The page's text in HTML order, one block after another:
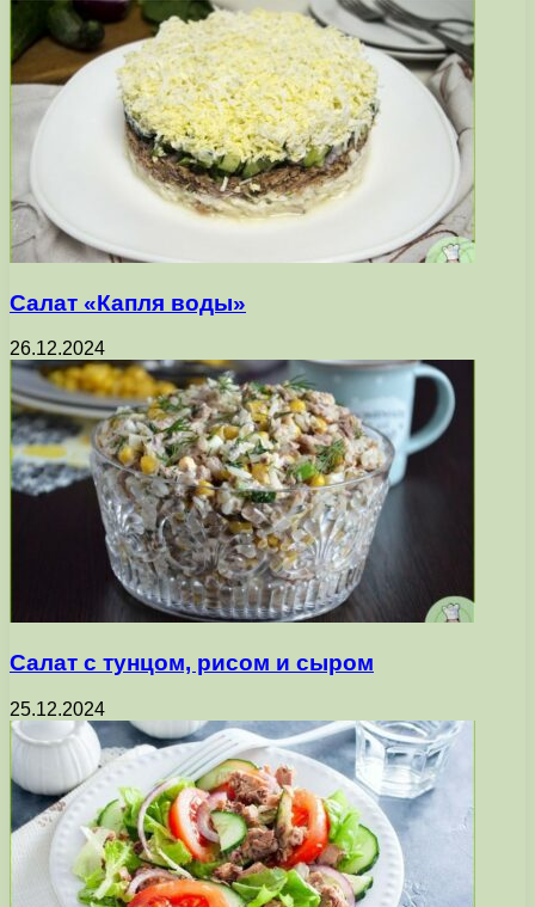
Салат «Капля воды»
26.12.2024
Салат с тунцом, рисом и сыром
25.12.2024